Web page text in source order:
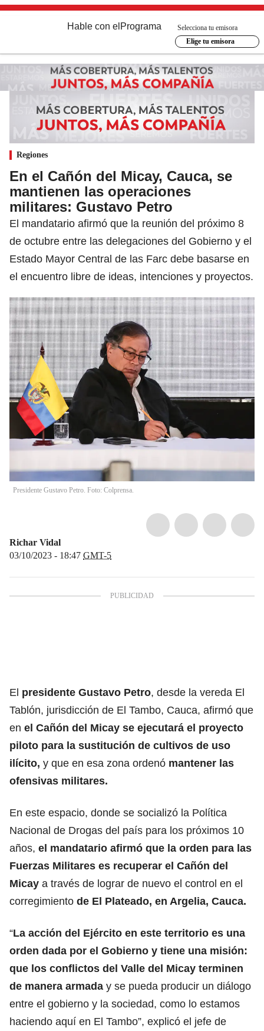
Hable con el Programa
Selecciona tu emisora
Elige tu emisora
Regiones
En el Cañón del Micay, Cauca, se
mantienen las operaciones
militares: Gustavo Petro
El mandatario afirmó que la reunión del próximo 8
de octubre entre las delegaciones del Gobierno y el
Estado Mayor Central de las Farc debe basarse en
el encuentro libre de ideas, intenciones y proyectos.
Presidente Gustavo Petro. Foto: Colprensa.
Richar Vidal
03/10/2023 - 18:47 GMT-5
El presidente Gustavo Petro, desde la vereda El
Tablón, jurisdicción de El Tambo, Cauca, afirmó que
en el Cañón del Micay se ejecutará el proyecto
piloto para la sustitución de cultivos de uso
ilícito, y que en esa zona ordenó mantener las
ofensivas militares.
En este espacio, donde se socializó la Política
Nacional de Drogas del país para los próximos 10
años, el mandatario afirmó que la orden para las
Fuerzas Militares es recuperar el Cañón del
Micay a través de lograr de nuevo el control en el
corregimiento de El Plateado, en Argelia, Cauca.
“La acción del Ejército en este territorio es una
orden dada por el Gobierno y tiene una misión:
que los conflictos del Valle del Micay terminen
de manera armada y se pueda producir un diálogo
entre el gobierno y la sociedad, como lo estamos
haciendo aquí en El Tambo”, explicó el jefe de